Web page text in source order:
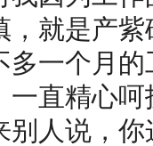
，就是产
多一个月
一直精心
别人说，